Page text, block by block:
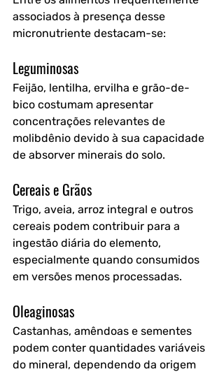
associados à presença desse
micronutriente destacam-se:
Leguminosas
Feijão, lentilha, ervilha e grão-de-
bico costumam apresentar
concentrações relevantes de
molibdênio devido à sua capacidade
de absorver minerais do solo.
Cereais e Grãos
Trigo, aveia, arroz integral e outros
cereais podem contribuir para a
ingestão diária do elemento,
especialmente quando consumidos
em versões menos processadas.
Oleaginosas
Castanhas, amêndoas e sementes
podem conter quantidades variáveis
do mineral, dependendo da origem